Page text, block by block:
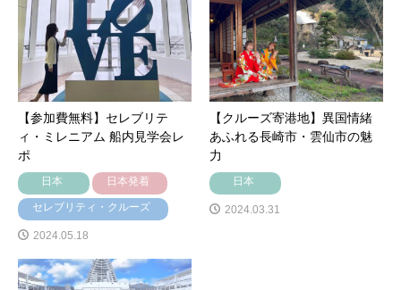
【参加費無料】セレブリテ
ィ・ミレニアム 船内見学会レ
ポ
日本 日本発着
セレブリティ・クルーズ
2024.05.18
【クルーズ寄港地】異国情緒
あふれる長崎市・雲仙市の魅
力
日本
2024.03.31